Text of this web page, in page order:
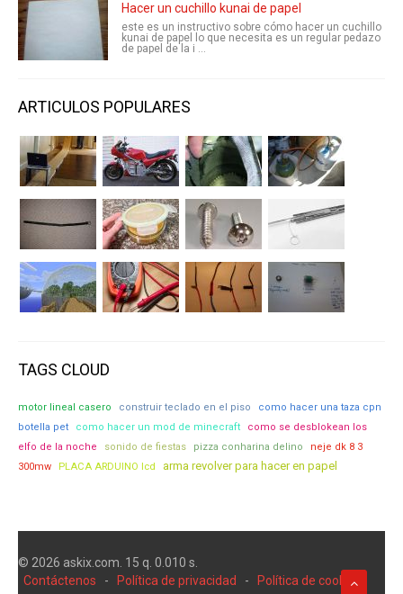
Hacer un cuchillo kunai de papel
este es un instructivo sobre cómo hacer un cuchillo
kunai de papel lo que necesita es un regular pedazo
de papel de la i ...
ARTICULOS POPULARES
TAGS CLOUD
motor lineal casero construir teclado en el piso
como hacer una taza cpn
botella pet
como hacer un mod de minecraft
como se desblokean los
elfo de la noche
sonido de fiestas pizza conharina delino
neje dk 8 3
300mw
PLACA ARDUINO lcd arma revolver para hacer en papel
© 2026 askix.com. 15 q. 0.010 s.
Contáctenos
- Política de privacidad - Política de cookies